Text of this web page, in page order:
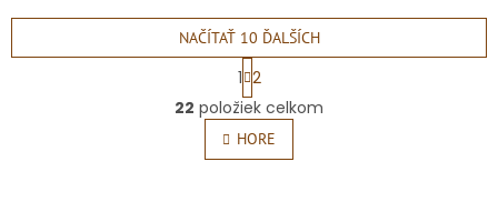
živicu zo stromu Pistacia
lentiscus, ktorá sa získava...
O
v
l
á
NAČÍTAŤ 10 ĎALŠÍCH
S
t
r
á
n
k
1 2
22 položiek celkom
HORE